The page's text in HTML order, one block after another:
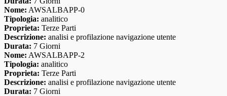
Nome: AWSALBAPP-0
Tipologia: analitico
Proprieta: Terze Parti
Descrizione: analisi e profilazione navigazione utente
Durata: 7 Giorni
Nome: AWSALBAPP-2
Tipologia: analitico
Proprieta: Terze Parti
Descrizione: analisi e profilazione navigazione utente
Durata: 7 Giorni